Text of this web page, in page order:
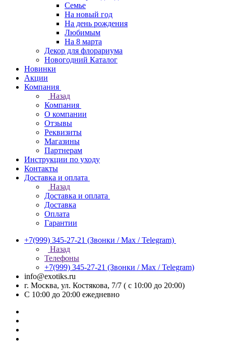
Семье
На новый год
На день рождения
Любимым
На 8 марта
Декор для флорариума
Новогодний Каталог
Новинки
Акции
Компания
Назад
Компания
О компании
Отзывы
Реквизиты
Магазины
Партнерам
Инструкции по уходу
Контакты
Доставка и оплата
Назад
Доставка и оплата
Доставка
Оплата
Гарантии
+7(999) 345-27-21 (Звонки / Max / Telegram)
Назад
Телефоны
+7(999) 345-27-21 (Звонки / Max / Telegram)
info@exotiks.ru
г. Москва, ул. Костякова, 7/7 ( с 10:00 до 20:00)
С 10:00 до 20:00 ежедневно